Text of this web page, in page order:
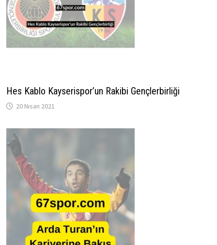
Hes Kablo Kayserispor’un Rakibi Gençlerbirliği
20 Nisan 2021